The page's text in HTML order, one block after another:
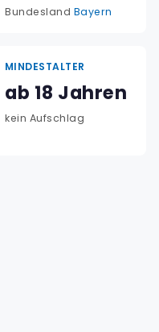
Bundesland Bayern
MINDESTALTER
ab 18 Jahren
kein Aufschlag